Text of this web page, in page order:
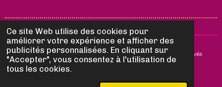
Ce site Web utilise des cookies pour
améliorer votre expérience et afficher des
publicités personnalisées. En cliquant sur
"Accepter", vous consentez à l'utilisation de
tous les cookies.
© 2025 Yogas Bouddhistes by Val - Tous droits de reproduction réservés